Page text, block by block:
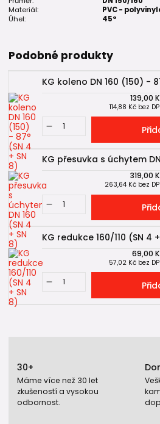
Materiál:
PVC -
Úhel:
45°
Podobné produkty
KG koleno DN 160 (150) -
139,00
114,88 Kč bez
KG přesuvka s úchytem
319,00
263,64 Kč bez
KG redukce 160/110 (SN 4
69,00
57,02 Kč bez
30+
Máme více než 30 let
zkušeností a vysokou
odbornost.